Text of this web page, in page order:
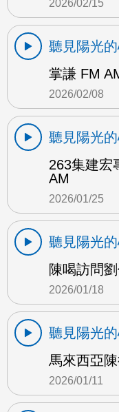
2026/02/15
聽見陽光
掌謙 FM
2026/02/08
聽見陽光
263集建宏
AM
2026/01/25
聽見陽光
陳喝訪問
2026/01/18
聽見陽光
馬來西亞
2026/01/11